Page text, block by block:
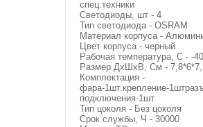
спец.техники
Светодиоды, шт - 4
Тип светодиода - OSRAM
Материал корпуса -
Цвет корпуса - черный
Рабочая температура, C - -
Размер ДхШхВ, См -
Комплектация -
фара-1шт.крепление-
подключения-1шт
Тип цоколя - Без цоколя
Срок службы, Ч - 30000